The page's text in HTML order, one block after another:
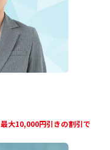
最大10,000円引きの割引で